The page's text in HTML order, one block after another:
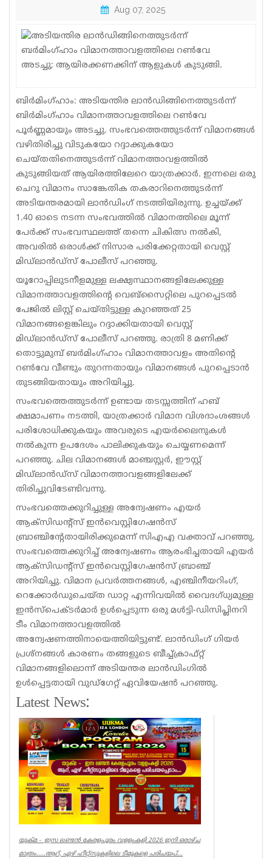
Jwala
Classifieds
Gallery
Aug 07, 2025
ബിർമിംഗ്ഹാം: അടിയന്തിര ലാൻഡിങ്ങിനെത്തുടർന്ന്
ബിർമിംഗ്ഹാം വിമാനത്താവളത്തിലെ റൺവേ
പൂർണ്ണമായും അടച്ചു. സംഭവത്തെത്തുടർന്ന് വിമാനങ്ങൾ
വഴിതിരിച്ചു വിടുകയോ റദ്ദാക്കുകയോ
ചെയ്തതിനെത്തുടർന്ന് വിമാനത്താവളത്തിൽ
കുടുങ്ങിയത് ആയിരത്തിലേറെ യാത്രക്കാർ. ഇന്നലെ ഒരു
ചെറു വിമാനം സാങ്കേതിക തകരാറിനെത്തുടർന്ന്
അടിയന്തരമായി ലാൻഡിംഗ് നടത്തിയിരുന്നു. ഉച്ചയ്ക്ക്
1.40 ഓടെ നടന്ന സംഭവത്തിൽ വിമാനത്തിലെ മൂന്ന്
പേർക്ക് സംഭവസ്ഥലത്ത് തന്നെ ചികിത്സ നൽകി,
അവരിൽ ഒരാൾക്ക് നിസാര പരിക്കേറ്റതായി വെസ്റ്റ്
മിഡ്‌ലാൻഡ്‌സ് പോലീസ് പറഞ്ഞു.
യൂറോപ്പിലുടനീളമുള്ള ലക്ഷ്യസ്ഥാനങ്ങളിലേക്കുള്ള
വിമാനത്താവളത്തിന്റെ വെബ്‌സൈറ്റിലെ പുറപ്പെടൽ
പേജിൽ ലിസ്റ്റ് ചെയ്തിട്ടുള്ള കുറഞ്ഞത് 25
വിമാനങ്ങളെങ്കിലും റദ്ദാക്കിയതായി വെസ്റ്റ്
മിഡ്‌ലാൻഡ്‌സ് പോലീസ് പറഞ്ഞു. രാത്രി 8 മണിക്ക്
തൊട്ടുമുമ്പ് ബർമിംഗ്ഹാം വിമാനത്താവളം അതിന്റെ
റൺവേ വീണ്ടും തുറന്നതായും വിമാനങ്ങൾ പുറപ്പെടാൻ
തുടങ്ങിയതായും അറിയിച്ചു.
സംഭവത്തെത്തുടർന്ന് ഉണ്ടായ തടസ്സത്തിന് ഹബ്
ക്ഷമാപണം നടത്തി, യാത്രക്കാർ വിമാന വിശദാംശങ്ങൾ
പരിശോധിക്കുകയും അവരുടെ എയർലൈനുകൾ
നൽകുന്ന ഉപദേശം പാലിക്കുകയും ചെയ്യണമെന്ന്
പറഞ്ഞു. ചില വിമാനങ്ങൾ മാഞ്ചസ്റ്റർ, ഈസ്റ്റ്
മിഡ്‌ലാൻഡ്‌സ് വിമാനത്താവളങ്ങളിലേക്ക്
തിരിച്ചുവിടേണ്ടിവന്നു.
സംഭവത്തെക്കുറിച്ചുള്ള അന്വേഷണം എയർ
ആക്‌സിഡന്റ്‌സ് ഇൻവെസ്റ്റിഗേഷൻസ്
ബ്രാഞ്ചിന്റേതായിരിക്കുമെന്ന് സിഎഎ വക്താവ് പറഞ്ഞു.
സംഭവത്തെക്കുറിച്ച് അന്വേഷണം ആരംഭിച്ചതായി എയർ
ആക്‌സിഡന്റ്‌സ് ഇൻവെസ്റ്റിഗേഷൻസ് ബ്രാഞ്ച്
അറിയിച്ചു. വിമാന പ്രവർത്തനങ്ങൾ, എഞ്ചിനീയറിംഗ്,
റെക്കോർഡുചെയ്‌ത ഡാറ്റ എന്നിവയിൽ വൈദഗ്ധ്യമുള്ള
ഇൻസ്‌പെക്ടർമാർ ഉൾപ്പെടുന്ന ഒരു മൾട്ടി-ഡിസിപ്ലിനറി
ടീം വിമാനത്താവളത്തിൽ
അന്വേഷണത്തിനായെത്തിയിട്ടുണ്ട്. ലാൻഡിംഗ് ഗിയർ
പ്രശ്‌നങ്ങൾ കാരണം തങ്ങളുടെ ബീച്ച്ക്രാഫ്റ്റ്
വിമാനങ്ങളിലൊന്ന് അടിയന്തര ലാൻഡിംഗിൽ
ഉൾപ്പെട്ടതായി വുഡ്‌ഗേറ്റ് ഏവിയേഷൻ പറഞ്ഞു.
Latest News:
യുക്മ - ഇസ ലണ്ടൻ കേരളപൂരം വളളംകളി 2026 ഇനി ഒരാഴ്ച
മാത്രം.....ആറ്, ഏഴ് ഹീറ്റ്സുകളിലെ ടീമുകളെ പരിചയപ്...